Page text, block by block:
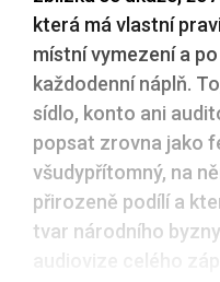
která má vlastní
místní vymezení a
každodenní náplň.
sídlo, konto ani
popsat zrovna jako
všudypřítomný, na
přirozeně podílí a
tvar národního